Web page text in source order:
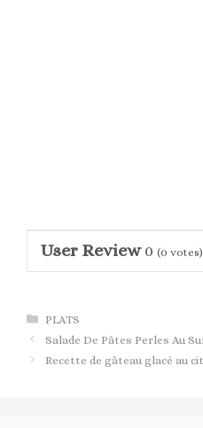
User Review 0 (0 votes)
Catégories
PLATS
Salade De Pâtes Perles Au
Recette de gâteau glacé au